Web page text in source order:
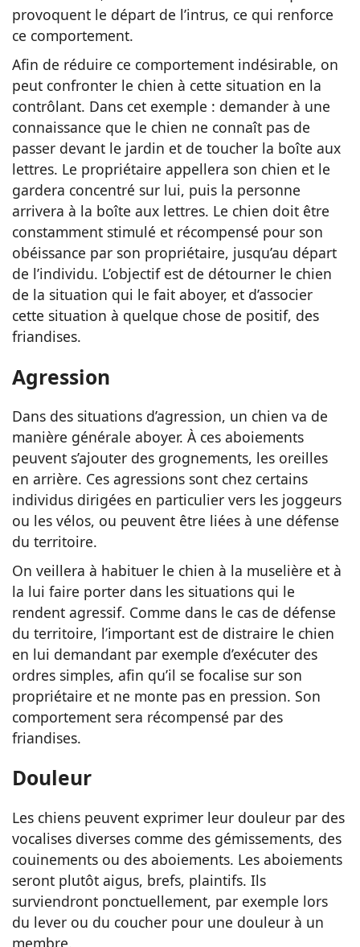
provoquent le départ de l’intrus, ce qui renforce
ce comportement.
Afin de réduire ce comportement indésirable, on
peut confronter le chien à cette situation en la
contrôlant. Dans cet exemple : demander à une
connaissance que le chien ne connaît pas de
passer devant le jardin et de toucher la boîte aux
lettres. Le propriétaire appellera son chien et le
gardera concentré sur lui, puis la personne
arrivera à la boîte aux lettres. Le chien doit être
constamment stimulé et récompensé pour son
obéissance par son propriétaire, jusqu’au départ
de l’individu. L’objectif est de détourner le chien
de la situation qui le fait aboyer, et d’associer
cette situation à quelque chose de positif, des
friandises.
Agression
Dans des situations d’agression, un chien va de
manière générale aboyer. À ces aboiements
peuvent s’ajouter des grognements, les oreilles
en arrière. Ces agressions sont chez certains
individus dirigées en particulier vers les joggeurs
ou les vélos, ou peuvent être liées à une défense
du territoire.
On veillera à habituer le chien à la muselière et à
la lui faire porter dans les situations qui le
rendent agressif. Comme dans le cas de défense
du territoire, l’important est de distraire le chien
en lui demandant par exemple d’exécuter des
ordres simples, afin qu’il se focalise sur son
propriétaire et ne monte pas en pression. Son
comportement sera récompensé par des
friandises.
Douleur
Les chiens peuvent exprimer leur douleur par des
vocalises diverses comme des gémissements, des
couinements ou des aboiements. Les aboiements
seront plutôt aigus, brefs, plaintifs. Ils
surviendront ponctuellement, par exemple lors
du lever ou du coucher pour une douleur à un
membre.